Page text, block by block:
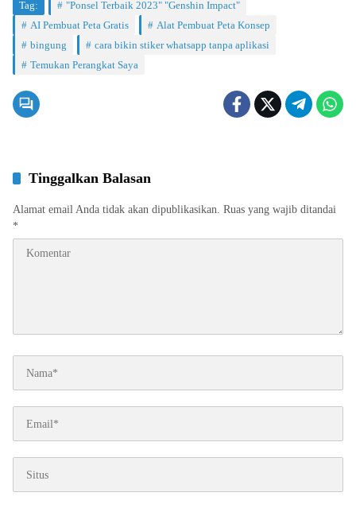
Tag:
"Ponsel Terbaik 2023" "Genshin Impact"
AI Pembuat Peta Gratis
Alat Pembuat Peta Konsep
bingung
cara bikin stiker whatsapp tanpa aplikasi
Temukan Perangkat Saya
Tinggalkan Balasan
Alamat email Anda tidak akan dipublikasikan. Ruas yang wajib ditandai
*